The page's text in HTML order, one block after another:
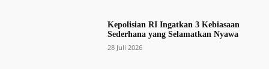
Kepolisian RI Ingatkan 3 Kebiasaan
Sederhana yang Selamatkan Nyawa
28 Juli 2026